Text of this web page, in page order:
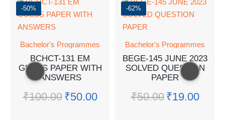
-50%
Bachelor's Programmes
BCHCT-131 EM
GUESS PAPER WITH
ANSWERS
₹100.00 ₹50.00
-62%
Bachelor's Programmes
BEGE-145 JUNE 2023
SOLVED QUESTION
PAPER
₹50.00 ₹19.00